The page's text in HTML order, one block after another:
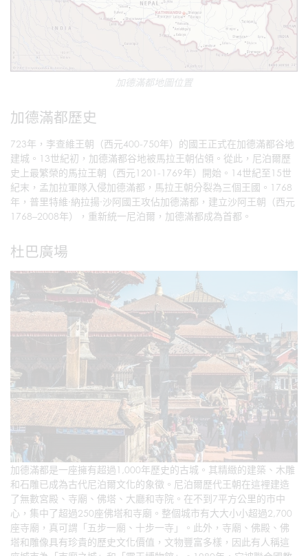
加德滿都地圖位置
加德滿都歷史
723年，李查維王朝（西元400-750年）的國王正式在加德滿都谷地
建城。13世紀初，加德滿都谷地被馬拉王朝佔領。從此，尼泊爾歷
史上最繁榮的馬拉王朝（西元1201-1769年）開始。14世紀至15世
紀末，孟加拉軍隊入侵加德滿都，馬拉王朝分裂為三個王國。1768
年，普里特維·納拉揚·沙阿國王攻佔加德滿都，建立沙阿王朝（西元
1768–2008年），重新統一尼泊爾，加德滿都成為首都。
杜巴廣場
加德滿都是一座擁有超過1,000年歷史的古城。其精緻的建築、木雕
和石雕已成為古代尼泊爾文化的象徵。尼泊爾歷代王朝在這裡建造
了無數宮殿、寺廟、佛塔、大廳和寺院。在不到7平方公里的市中
心，集中了超過250座佛塔和寺廟。整個城市有大大小小超過2,700
座寺廟，真可謂「五步一廟、十步一寺」。此外，寺廟、佛殿、佛
塔和雕像具有珍貴的歷史文化價值，文物豐富多樣，因此有人稱這